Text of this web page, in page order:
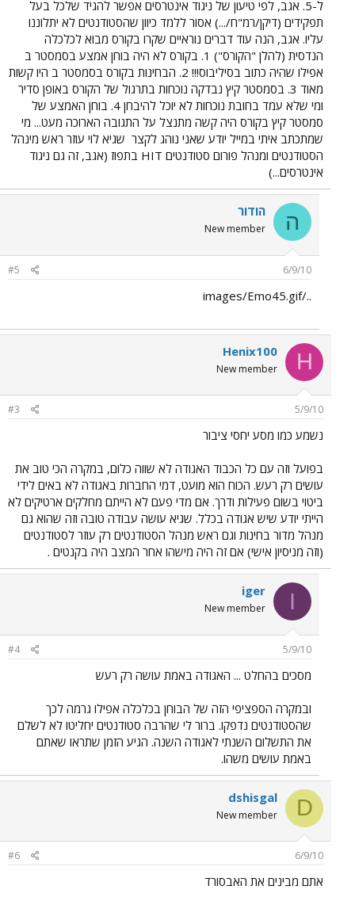
ל-5. אגב, לפי טיעון של ניגוד אינטרסים אפשר להגיד שלכל בעל
תפקידים (דיקן/רמ"ח/...) אסור ללמד כיוון שהסטודנטים לא יתלוננו
עליו. אגב, הנה עוד דברים נוראיים שקרו בקורס מבוא לכלכלה
הנדסית (להלן "הקורס") 1. בקורס לא היה בוחן אמצע בסמסטר ב
אפילו שהיה כתוב בסיליבוס!!! 2. הבחינות בקורס בסמסטר ב היו קשות
מאוד 3. בסמסטר קיץ נבדקה נוכחות בתרגול של הקורס באופן סדיר
ומי שלא עמד בחובת נוכחות לא יוכל להיבחן 4. בוחן האמצע של
סמסטר קיץ בקורס היה קשה מתנצל על התגובה הארוכה מעט... מי
שמתכתב איתי במייל יודע שאני נוהג לקצר שגיא לוי עוזר ראש מינהל
הסטודנטים ומנהל פורום סטודנטים HIT בתפוז (אגב, זה גם ניגוד
אינטרסים...)
ה הודור
New member
6/9/10
#5
../images/Emo45.gif
H
Henix100
New member
5/9/10
#3
נשמע כמו מסע יחסי ציבור
בפועל וזה עם כל הכבוד האגודה לא שווה כלום, במקרה הכי טוב את
עושים רק רעש. הכוח הוא מועט, דמי החברות באגודה לא באים לידי
ביטוי בשום פעילות ודרך. אם מדי פעם לא הייתם מחלקים ארטיקים לא
הייתי יודע שיש אגודה בכלל. שגיא עושה עבודה טובה וזה שהוא גם
מנהל מדור בחינות וגם ראש מנהל הסטודנטים רק עוזר לסטודנטים
(וזה מניסיון אישי) אם זה היה מישהו אחר המצב היה בקנטים .
I
iger
New member
5/9/10
#4
מסכים בהחלט ... האגודה באמת עושה רק רעש
ובמקרה הספציפי הזה של הבוחן בכלכלה אפילו גרמה לכך
שהסטודנטים נדפקו. ברור לי שהרבה סטודנטים יחליטו לא לשלם
את התשלום השנתי לאגודה השנה. הגיע הזמן שתראו שאתם
באמת עושים משהו.
D
dshisgal
New member
6/9/10
#6
אתם מבינים את האבסורד